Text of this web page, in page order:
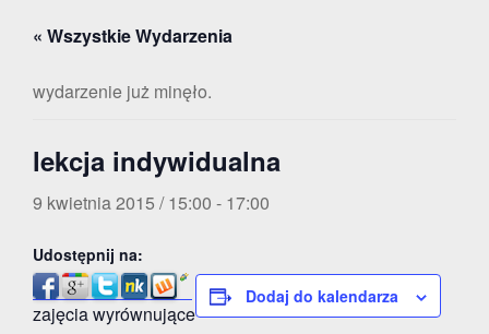
« Wszystkie Wydarzenia
wydarzenie już minęło.
lekcja indywidualna
9 kwietnia 2015 / 15:00 - 17:00
Udostępnij na:
zajęcia wyrównujące
Dodaj do kalendarza